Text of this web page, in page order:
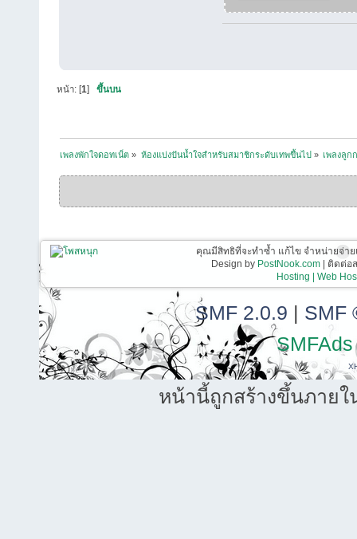
หน้า: [1 ]ขึ้นบน
เพลงพักใจดอทเน็ต » ห้องแบ่งปันน้ำใจสำหรับสมาชิกระดับเทพขึ้นไป » เพลงลูก
คุณมีสิทธิที่จะทำซ้ำ แก้ไข จำหน่ายจ่า
Design by PostNook.com| ติดต่อส
Hosting | Web
SMF 2.0.9 | SMF
SMFAds
หน้านี้ถูกสร้างขึ้นภายใ